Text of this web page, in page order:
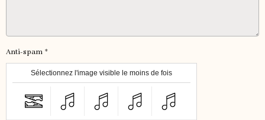
Anti-spam
Sélectionnez l'image visible le moins de fois